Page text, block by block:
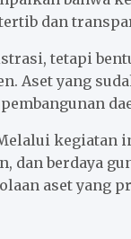
dan
tetapi
Aset yang
kegiatan
dan berdaya
aset yang